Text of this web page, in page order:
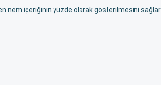
nem içeriğinin yüzde olarak gösterilmesini sağlar.